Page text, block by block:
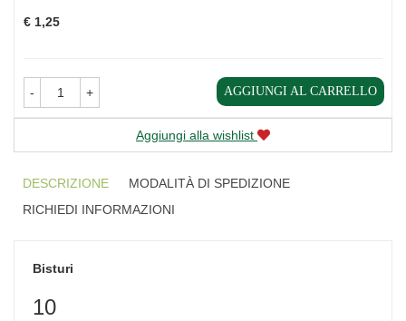
€ 1,25
- + AGGIUNGI AL CARRELLO
Aggiungi alla wishlist
DESCRIZIONE
MODALITÀ DI SPEDIZIONE
RICHIEDI INFORMAZIONI
Bisturi
10